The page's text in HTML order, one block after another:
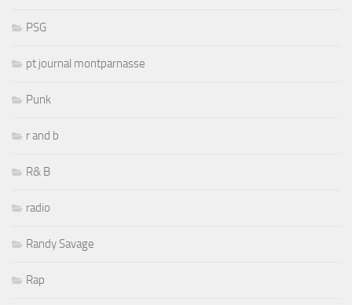
PSG
pt journal montparnasse
Punk
r and b
R& B
radio
Randy Savage
Rap